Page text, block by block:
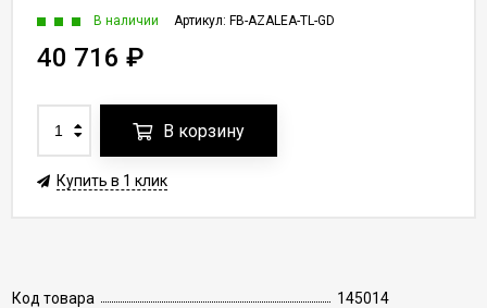
Код товара
145014
Артикул: FB-AZALEA-TL-GD
В наличии
40 716 ₽
В корзину
Купить в 1 клик